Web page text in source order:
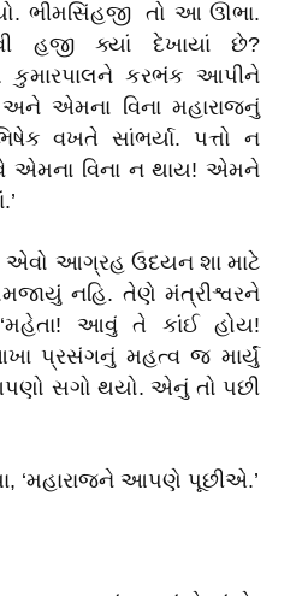
ભીમસિંહજી તો આ ઊભા.
હજી ક્યાં દેખાયાં છે?
કરભંક આપીને
અને એમના વિના મહારાજનું
વખતે સાંભર્યા. પત્તો ન
એમના વિના ન થાય! એમને
એવો આગ્રહ ઉદયન શા માટે
નહિ. તેણે મંત્રીશ્વરને
આવું તે કાંઈ હોય!
પ્રસંગનું મહત્વ જ માર્યું
સગો થયો. એનું તો પછી
‘મહારાજને આપણે પૂછીએ.’